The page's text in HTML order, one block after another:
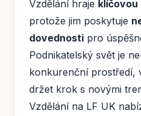
Vzdělání hraje klíčovou
protože jim poskytuje
dovednosti pro
Podnikatelský svět je
konkurenční prostředí,
držet krok s novými
Vzdělání na LF UK